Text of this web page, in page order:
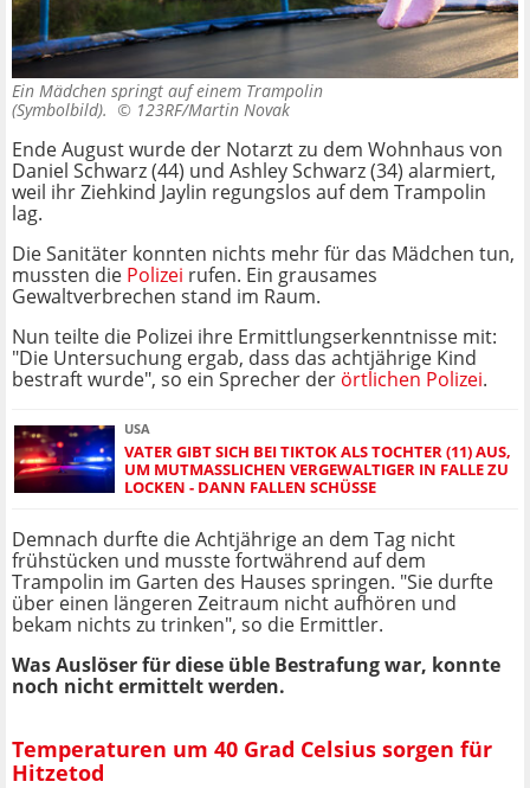
Ein Mädchen springt auf einem Trampolin
(Symbolbild). © 123RF/Martin Novak
Ende August wurde der Notarzt zu dem Wohnhaus von
Daniel Schwarz (44) und Ashley Schwarz (34) alarmiert,
weil ihr Ziehkind Jaylin regungslos auf dem Trampolin
lag.
Die Sanitäter konnten nichts mehr für das Mädchen tun,
mussten die Polizei rufen. Ein grausames
Gewaltverbrechen stand im Raum.
Nun teilte die Polizei ihre Ermittlungserkenntnisse mit:
"Die Untersuchung ergab, dass das achtjährige Kind
bestraft wurde", so ein Sprecher der örtlichen Polizei.
USA
VATER GIBT SICH BEI TIKTOK ALS TOCHTER (11) AUS,
UM MUTMASSLICHEN VERGEWALTIGER IN FALLE ZU L
OCKEN - DANN FALLEN SCHÜSSE
Demnach durfte die Achtjährige an dem Tag nicht
frühstücken und musste fortwährend auf dem
Trampolin im Garten des Hauses springen. "Sie durfte
über einen längeren Zeitraum nicht aufhören und
bekam nichts zu trinken", so die Ermittler.
Was Auslöser für diese üble Bestrafung war, konnte
noch nicht ermittelt werden.
Temperaturen um 40 Grad Celsius sorgen für
Hitzetod